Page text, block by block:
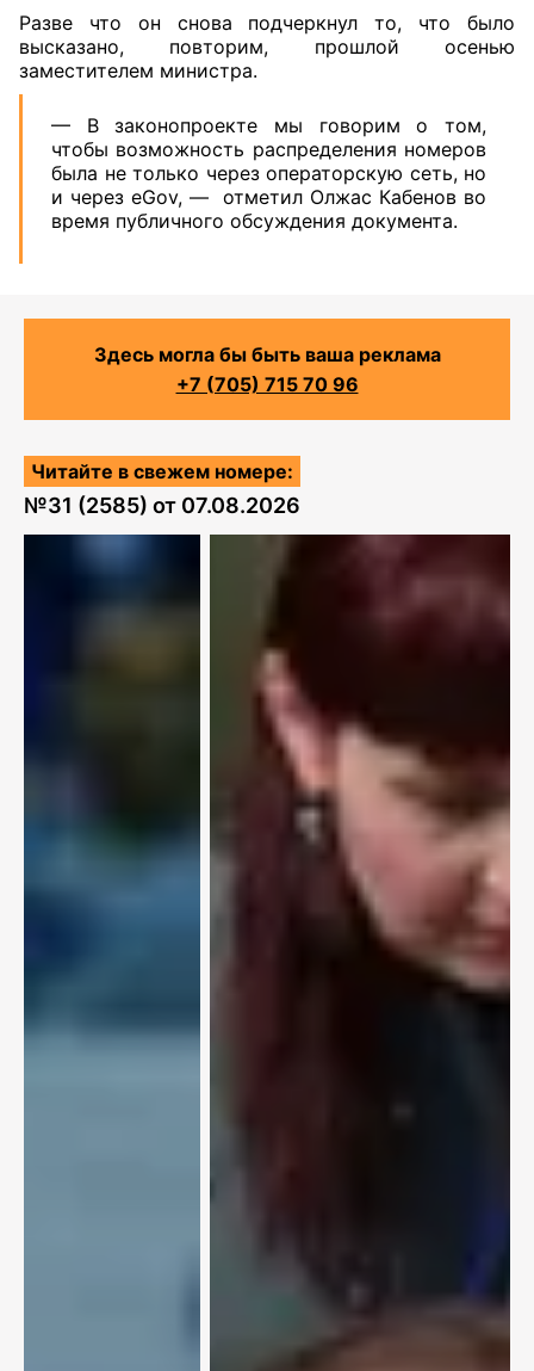
Разве что он снова подчеркнул то, что было
высказано, повторим, прошлой осенью
заместителем министра.
— В законопроекте мы говорим о том,
чтобы возможность распределения номеров
была не только через операторскую сеть, но
и через eGov, — отметил Олжас Кабенов во
время публичного обсуждения документа.
Здесь могла бы быть ваша реклама
+7 (705) 715 70 96
Читайте в свежем номере:
№31 (2585) от 07.08.2026